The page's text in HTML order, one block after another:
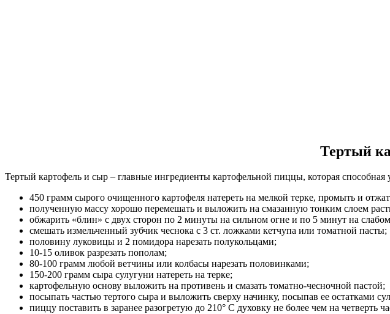
Тертый
Тертый картофель и сыр – главные ингредиенты картофельной пиццы, которая
450 грамм сырого очищенного картофеля натереть на мелкой терке, промыть и
полученную массу хорошо перемешать и выложить на смазанную тонким слоем
обжарить «блин» с двух сторон по 2 минуты на сильном огне и по 5 минут на
смешать измельченный зубчик чеснока с 3 ст. ложками кетчупа или томатной пасты;
половину луковицы и 2 помидора нарезать полукольцами;
10-15 оливок разрезать пополам;
80-100 грамм любой ветчины или колбасы нарезать половинками;
150-200 грамм сыра сулугуни натереть на терке;
картофельную основу выложить на противень и смазать томатно-чесночной пастой;
посыпать частью тертого сыра и выложить сверху начинку, посыпав ее остатками
пиццу поставить в заранее разогретую до 210° С духовку не более чем на четверть